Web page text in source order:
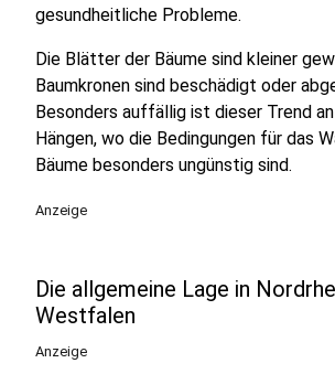
gesundheitliche Probleme.
Die Blätter der Bäume sind kleiner
Baumkronen sind beschädigt oder
Besonders auffällig ist dieser Trend
Hängen, wo die Bedingungen für das
Bäume besonders ungünstig sind.
Anzeige
Die allgemeine Lage in
Westfalen
Anzeige